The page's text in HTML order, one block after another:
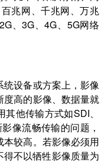
兆网、千兆网、万兆
、3G、4G、5G网络
统设备或方案上，影像
高的影像、数据量就
他传输方式如SDI、
像流畅传输的问题，
较高。若影像必须用
不以牺牲影像质量为